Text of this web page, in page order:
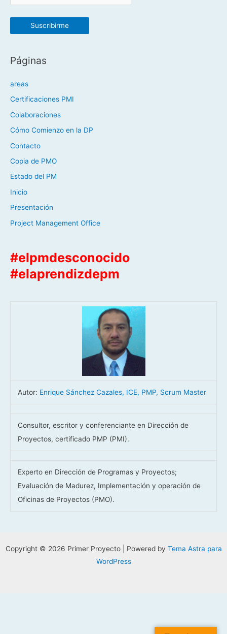
Páginas
areas
Certificaciones PMI
Colaboraciones
Cómo Comienzo en la DP
Contacto
Copia de PMO
Estado del PM
Inicio
Presentación
Project Management Office
#elpmdesconocido
#elaprendizdepm
Autor: Enrique Sánchez Cazales, ICE, PMP, Scrum Master
Consultor, escritor y conferenciante en Dirección de
Proyectos, certificado PMP (PMI).
Experto en Dirección de Programas y Proyectos;
Evaluación de Madurez, Implementación y operación de
Oficinas de Proyectos (PMO).
Copyright © 2026 Primer Proyecto | Powered by Tema Astra para
WordPress